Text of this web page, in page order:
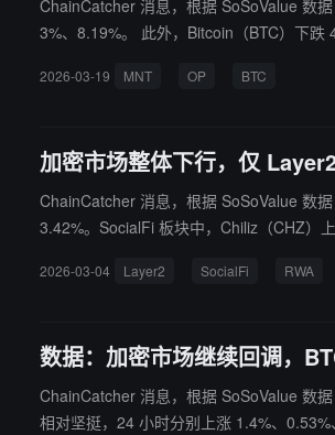
ChainCatcher 消息，根据 SoSoValue 数
3%、8.19%。 此外，Bitcoin（BTC）下跌 4.05%，盘中一度跌破 7.1 万美元；Ethereum（ETH）下跌 5.54%，跌至 2200 美元附近。其他板块方面，CeFi 板块 24 小时下跌 2.58%，其中 Aster（ASTER）
2026-03-19 MNT OP BTC
加密市场整体下行，仅
ChainCatcher 消息，根据 SoSoValue 数
3.42%。SocialFi 板块中，Chiliz（CHZ）上涨 5.69%。RWA 板块内，Sky（SKY）上涨
1%；PayFi 板块下跌 1.42%，SafePal（
2026-03-04 Layer2 SocialFi RWA
数据：加密市场继续回调，
ChainCatcher 消息，根据 SoSoValue 数据，加密
相对坚挺，24 小时分别上涨 1.4%、0.53%